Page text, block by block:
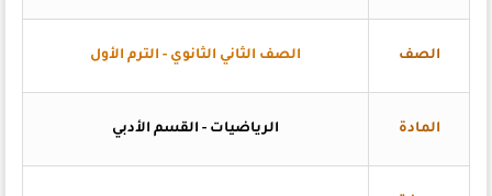
الصف الصف الثاني الثانوي - الترم الأول
المادة الرياضيات - القسم الأدبي